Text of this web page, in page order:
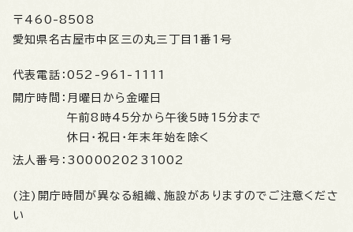
〒460-8508
愛知県名古屋市中区三の丸三丁目1番1号
代表電話： 052-961-1111
開庁時間： 月曜日から金曜日
午前8時45分から午後5時15分まで
休日・祝日・年末年始を除く
法人番号： 3000020231002
(注)開庁時間が異なる組織、施設がありますのでご注意くださ
い